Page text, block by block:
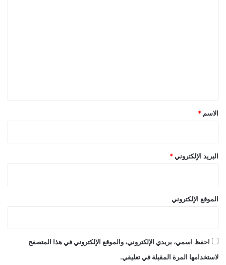
*
الاسم *
البريد الإلكتروني *
الموقع الإلكتروني
احفظ اسمي، بريدي الإلكتروني، والموقع الإلكتروني في هذا المتصفح
لاستخدامها المرة المقبلة في تعليقي.